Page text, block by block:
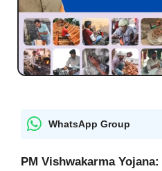
WhatsApp Group
PM Vishwakarma Yojana: